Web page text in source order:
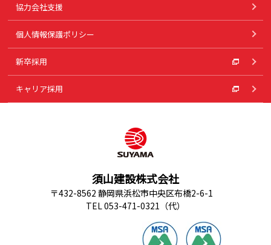
協力会社支援
個人情報保護ポリシー
新卒採用
キャリア採用
須山建設株式会社
〒432-8562 静岡県浜松市中央区布橋2-6-1
TEL 053-471-0321（代）